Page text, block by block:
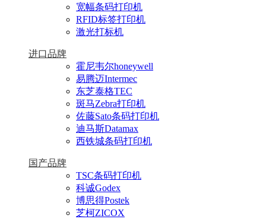
宽幅条码打印机
RFID标签打印机
激光打标机
进口品牌
霍尼韦尔honeywell
易腾迈Intermec
东芝泰格TEC
斑马Zebra打印机
佐藤Sato条码打印机
迪马斯Datamax
西铁城条码打印机
国产品牌
TSC条码打印机
科诚Godex
博思得Postek
芝柯ZICOX